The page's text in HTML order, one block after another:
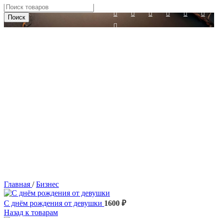
Skip to main content
Поиск
Главная / Бизнес
С днём рождения от девушки 1600 ₽
Назад к товарам